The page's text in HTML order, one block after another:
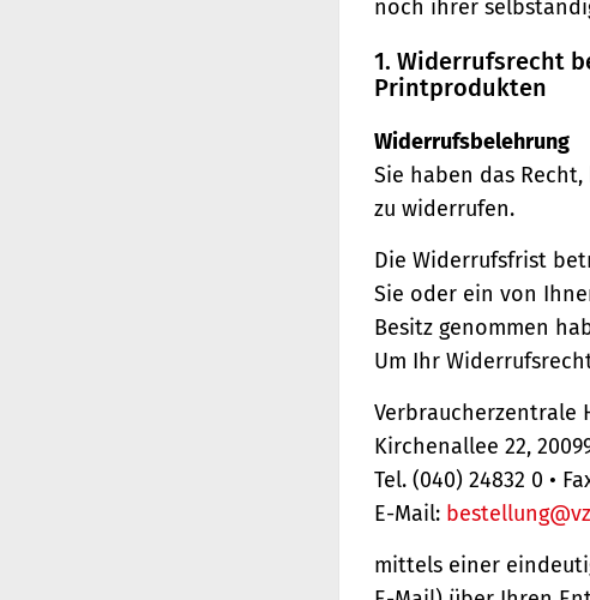
noch ihrer
1. Widerrufsrecht
Printprodukten
Widerrufsbelehrung
Sie haben das
zu widerrufen.
Die Widerrufsfrist
Sie oder ein von
Besitz genommen
Um Ihr
Verbraucherzentrale
Kirchenallee 22,
Tel. (040) 24832 0 •
E-Mail:
mittels einer